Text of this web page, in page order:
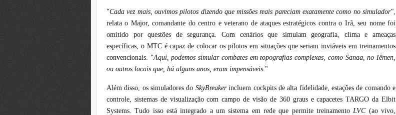
"Cada vez mais, ouvimos pilotos dizendo que missões reais pareciam exatamente como no simulador"
relata o Major, comandante do centro e veterano de ataques estratégicos contra o Irã, seu nome foi
omitido por questões de segurança. Com cenários que simulam geografia, clima e ameaças
específicas, o MTC é capaz de colocar os pilotos em situações que seriam inviáveis em treinamentos
convencionais. "Aqui, podemos simular combates em topografias complexas, como Sanaa, no Iêmen,
ou outros locais que, há alguns anos, eram impensáveis ."
Além disso, os simuladores do SkyBreakerincluem cockpits de alta fidelidade, estações de comando e
controle, sistemas de visualização com campo de visão de 360 graus e capacetes TARGO da Elbit
Systems. Tudo isso está integrado a um sistema em rede que permite treinamento LVC(ao vivo,